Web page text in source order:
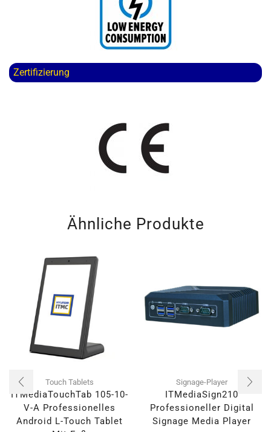
Zertifizierung
Ähnliche Produkte
Touch Tablets
ITMediaTouchTab 105-10-
V-A Professionelles
Android L-Touch Tablet
Signage-Player
ITMediaSign210
Professioneller Digital
Signage Media Player